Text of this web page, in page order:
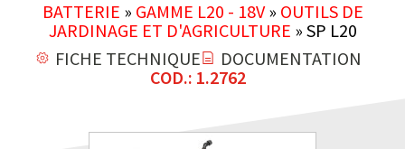
BATTERIE » GAMME L20 - 18V» OUTILS DE
JARDINAGE ET D'AGRICULTURE » SP L20
FICHE TECHNIQUE
DOCUMENTATION
COD.: 1.2762